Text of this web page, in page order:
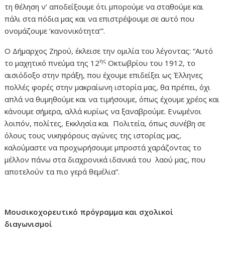
τη θέληση ν’ αποδείξουμε ότι μπορούμε να σταθούμε και
πάλι στα πόδια μας και να επιστρέψουμε σε αυτό που
ονομάζουμε ‘κανονικότητα’”.
Ο Δήμαρχος Ζηρού, έκλεισε την ομιλία του λέγοντας: “Αυτό
το μαχητικό πνεύμα της 12ης Οκτωβρίου του 1912, το
αισιόδοξο στην πράξη, που έχουμε επιδείξει ως Έλληνες
πολλές φορές στην μακραίωνη ιστορία μας, θα πρέπει, όχι
απλά να θυμηθούμε και να τιμήσουμε, όπως έχουμε χρέος και
κάνουμε σήμερα, αλλά κυρίως να ξαναβρούμε. Ενωμένοι
λοιπόν, πολίτες, Εκκλησία και Πολιτεία, όπως συνέβη σε
όλους τους νικηφόρους αγώνες της ιστορίας μας,
καλούμαστε να προχωρήσουμε μπροστά χαράζοντας το
μέλλον πάνω στα διαχρονικά ιδανικά του λαού μας, που
αποτελούν τα πιο γερά θεμέλια”.
Μουσικοχορευτικό πρόγραμμα και σχολικοί
διαγωνισμοί